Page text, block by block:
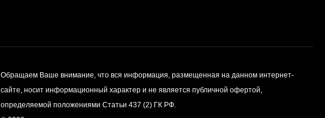
Обращаем Ваше внимание, что вся информация, размещенная на данном интернет-
сайте, носит информационный характер и не является публичной офертой,
определяемой положениями Статьи 437 (2) ГК РФ.